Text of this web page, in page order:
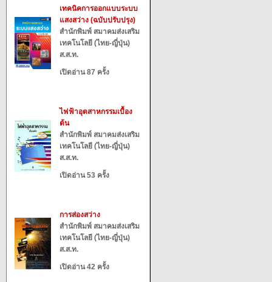
เทคนิคการออกแบบระบบ
แสงสว่าง (ฉบับปรับปรุง)
สำนักพิมพ์ สมาคมส่งเสริม
เทคโนโลยี (ไทย-ญี่ปุ่น)
ส.ส.ท.
เปิดอ่าน 87 ครั้ง
ไฟฟ้าอุตสาหกรรมเบื้อง
ต้น
สำนักพิมพ์ สมาคมส่งเสริม
เทคโนโลยี (ไทย-ญี่ปุ่น)
ส.ส.ท.
เปิดอ่าน 53 ครั้ง
การส่องสว่าง
สำนักพิมพ์ สมาคมส่งเสริม
เทคโนโลยี (ไทย-ญี่ปุ่น)
ส.ส.ท.
เปิดอ่าน 42 ครั้ง